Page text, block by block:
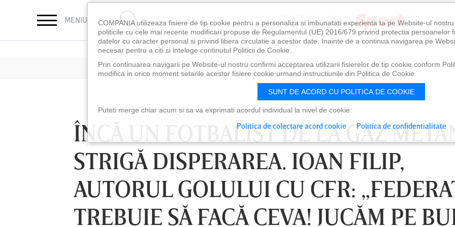
MENIU CAUTĂ
ÎNCĂ UN FOTBALIST DE LA GAZ
STRIGĂ DISPERAREA. IOAN FILIP,
AUTORUL GOLULUI CU CFR:
TREBUIE SĂ FACĂ CEVA! JUCĂM PE
LUNI 10 AUG, 18:30 LUNI 10 AUG, 21:30 VINERI 07 AUG, 21:00
COMPANIA utilizeaza fisiere de tip cookie pentru a personaliza si imbunatati experienta ta pe Website-ul
politicile cu cele mai recente modificari propuse de Regulamentul (UE) 2016/679 privind protectia persoanelor
datelor cu caracter personal si privind libera circulatie a acestor date. Inainte de a continua navigarea pe
necesar pentru a citi si intelege continutul Politicii de Cookie.
Prin continuarea navigarii pe Website-ul nostru confirmi acceptarea utilizarii fisierelor de tip cookie conform
modifica in orice moment setarile acestor fisiere cookie urmand instructiunile din Politica de Cookie.
SUNT DE ACORD CU POLITICA DE COOKIE
Puteti merge chiar acum si sa va exprimati acordul individual la nivel de cookie:
Politica de colectare acord cookie Politica de confidentialitate